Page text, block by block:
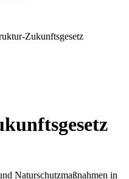
Zukunftsgesetz
Naturschutzmaßnahmen in